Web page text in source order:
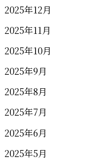
2025年12月
2025年11月
2025年10月
2025年9月
2025年8月
2025年7月
2025年6月
2025年5月